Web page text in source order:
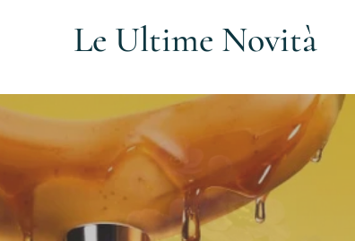
Le Ultime Novità
Accesso richiesto